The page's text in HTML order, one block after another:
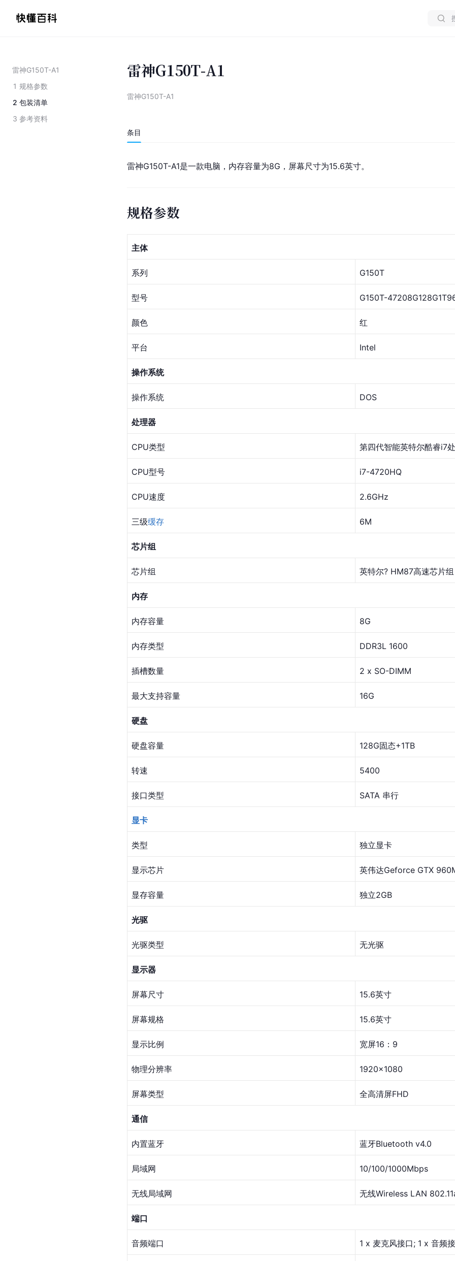
雷神G150T-A1
1 规格参数
2 包装清单
3 参考资料
雷神G150T-A1
雷神G150T-A1
条目
雷神G150T-A1是一款电脑，内存容量为8G，屏幕尺寸为15.6英寸。
规格参数
主体
系列 G150T
型号 G150T-
颜色 红
平台 Intel
操作系统
操作系统 DOS
处理器
CPU类型 第四代智能英特尔酷睿i7
CPU型号 i7-4720HQ
CPU速度 2.6GHz
三级缓存 6M
芯片组
芯片组 英特尔? HM87高速芯片组
内存
内存容量 8G
内存类型 DDR3L 1600
插槽数量 2 x SO-DIMM
最大支持容量 16G
硬盘
硬盘容量 128G固态+1TB
转速 5400
接口类型 SATA 串行
显卡
类型 独立显卡
显示芯片 英伟达Geforce GTX
显存容量 独立2GB
光驱
光驱类型 无光驱
显示器
屏幕尺寸 15.6英寸
屏幕规格 15.6英寸
显示比例 宽屏16：9
物理分辨率 1920×1080
屏幕类型 全高清屏FHD
通信
内置蓝牙 蓝牙Bluetooth v4.0
局域网 10/100/1000Mbps
无线局域网 无线Wireless LAN
端口
音频端口 1 x 麦克风接口; 1 x 音频